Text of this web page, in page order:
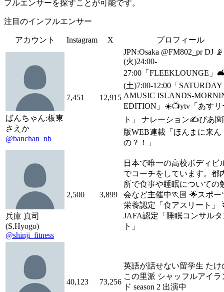
フルエンサーを探すことが可能です。
注目のインフルエンサー
アカウント Instagram X プロフィール
ばんちゃん:板東
さえか
@banchan_nb
7,451 12,915
JPN:Osaka @FM802_pr DJ 📡
(火)24:00-
27:00「FLEEKLOUNGE」
(土)7:00-12:00「SATURDAY
AMUSIC ISLANDS-
EDITION」☀️📺ytv「あすリ
ト」 ナレーション✍️ぴあ
版WEB連載「ほんまに来ん
の？！」
兵庫 真司
(S.Hyogo)
@shinji_fitness
2,500 3,899
日本で唯一の高校ボディビ
でコーチをしています。都
所で食事や睡眠についての
会など主催中🏃🏻 🌟スポー
栄養認定「食アスリート」
JAFA認定「睡眠コンサルタ
ト」
40,123 73,256
英語が話せない留学生 たけ
この里派 シャッフルアイラ
ド season 2 出演中